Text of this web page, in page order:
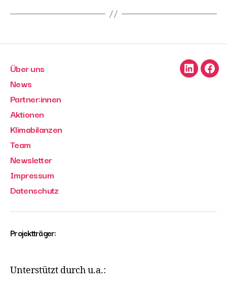
Über uns
News
Partner:innen
Aktionen
Klimabilanzen
Team
Newsletter
Impressum
Datenschutz
LinkedIn
Projektträger:
Unterstützt durch u.a.: